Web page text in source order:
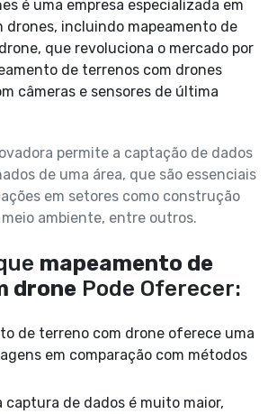
drones, incluindo mapeamento de
que revoluciona o mercado por
de terrenos com drones
câmeras e sensores de última
permite a captação de dados
de uma área, que são essenciais
em setores como construção
ambiente, entre outros.
mapeamento de
drone Pode Oferecer:
em comparação com métodos